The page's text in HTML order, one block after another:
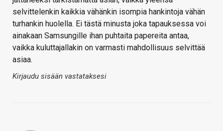
selvittelenkin kaikkia vähänkin isompia hankintoja vähän
turhankin huolella. Ei tästä minusta joka tapauksessa voi
ainakaan Samsungille ihan puhtaita papereita antaa,
vaikka kuluttajallakin on varmasti mahdollisuus selvittää
asiaa.
Kirjaudu sisään vastataksesi